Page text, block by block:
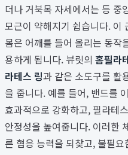
더나 거북목 자세에서는 등 중
모근이 약해지기 쉽습니다. 이
몸은 어깨를 들어 올리는 동작
용하게 됩니다. 뷰릿의 홈필라
라테스 링과 같은 소도구를 활
을 줍니다. 예를 들어, 밴드를
효과적으로 강화하고, 필라테
안정성을 높여줍니다. 이러한
른 협응 능력을 되찾고, 불필